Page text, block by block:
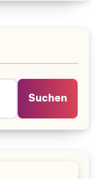
Suchen